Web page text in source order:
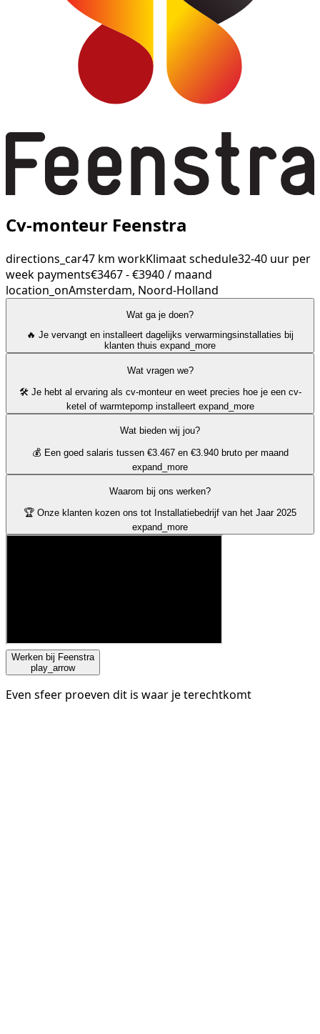
Cv-monteur Feenstra
directions_car47 km workKlimaatschedule32-40 uur per
week payments€3467 - €3940 / maand
location_onAmsterdam, Noord-Holland
Wat ga je doen?
🔥 Je vervangt en installeert dagelijks verwarmingsinstallaties bij
klanten thuis expand_more
Wat vragen we?
🛠️ Je hebt al ervaring als cv-monteur en weet precies hoe je een cv-
ketel of warmtepomp installeert expand_more
Wat bieden wij jou?
💰 Een goed salaris tussen €3.467 en €3.940 bruto per maand
expand_more
Waarom bij ons werken?
🏆 Onze klanten kozen ons tot Installatiebedrijf van het Jaar 2025
expand_more
Werken bij Feenstra
play_arrow
Even sfeer proeven dit is waar je terechtkomt